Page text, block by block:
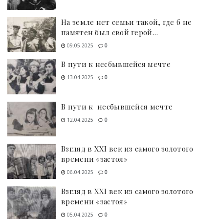
На земле нет семьи такой, где б не
памятен был свой герой…
09.05.2025 0
В пути к несбывшейся мечте
13.04.2025 0
В пути к несбывшейся мечте
12.04.2025 0
Взгляд в XXI век из самого золотого
времени «застоя»
06.04.2025 0
Взгляд в XXI век из самого золотого
времени «застоя»
05.04.2025 0